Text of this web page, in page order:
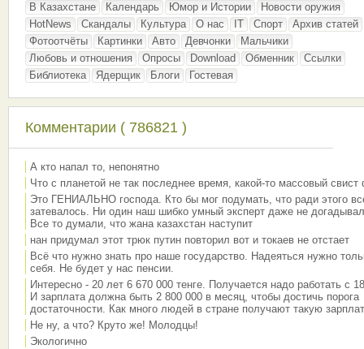
В Казахстане
Календарь Юмор и Истории
Новости оружия
HotNews
Скандалы Культура О нас IT Спорт
Архив статей
Фотоотчёты
Картинки Авто Девчонки
Мальчики
Любовь и отношения
Опросы Download Обменник
Ссылки
Библиотека
Ядерщик Блоги Гостевая
Комментарии ( 786821 )
А кто напал то, непонятно
Что с планетой не так последнее время, какой-то массовый свист
Это ГЕНИАЛЬНО господа. Кто бы мог подумать, что ради этого
затевалось. Ни один наш шибко умный эксперт даже не
Все то думали, что жана казахстан наступит
нан придумал этот трюк путин повторил вот и токаев не отстает
Всё что нужно знать про наше государство. Надеяться нужно
себя. Не будет у нас пенсии.
Интересно - 20 лет 6 670 000 тенге. Получается надо работать с
И зарплата должна быть 2 800 000 в месяц, чтобы достичь порога
достаточности. Как много людей в стране получают такую
Не ну, а что? Круто же! Молодцы!
Экологично